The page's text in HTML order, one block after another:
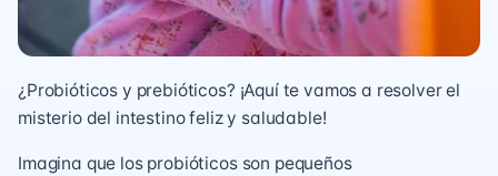
¿Probióticos y prebióticos? ¡Aquí te vamos a resolver el
misterio del intestino feliz y saludable!
Imagina que los probióticos son pequeños